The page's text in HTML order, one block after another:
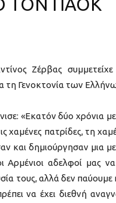
Ζέρβας
τη Γενοκτονία των
«Εκατόν δύο χρόνια
χαμένες πατρίδες, τη
και δημιούργησαν μια
Αρμένιοι αδελφοί
τους, αλλά δεν παύουμε
να έχει διεθνή